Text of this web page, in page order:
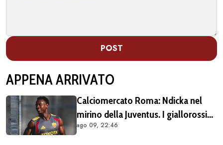
POST
APPENA ARRIVATO
Calciomercato Roma: Ndicka nel
mirino della Juventus. I giallorossi
chiedono 30 milioni di euro
ago 09, 22:46